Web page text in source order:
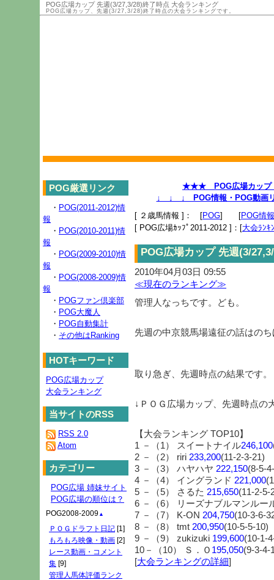
POG広場カップ 先週(3/27,3/28)終了時点 大会ランキング
POG広場カップ、先週(3/27,3/28)終了時点の大会ランキングです。
POG広場カップ 先週(3/
2010年04月03日 09:55
≪現在のランキング≫
管理人なっちです。ども。
先週の中京競馬場遠征の話はの
取り急ぎ、先週時点の結果です。
↓ＰＯＧ広場カップ、先週時点の
【大会ランキング TOP10】
1 －（1） スイートナイル246,100
2 －（2） riri 233,200(11-2-3-21)
3 －（3） ハヤハヤ 222,150(8-5-
4 －（4） イングランド 221,000
5 －（5） さるた 215,650(11-2-5-
6 －（6） リーズナブルマンルー
7 －（7） K-ON 204,750(10-3-6-
8 －（8） tmt 200,950(10-5-5-10)
9 －（9） zukizuki 199,600(10-1-
10－（10） Ｓ．Ｏ 195,050(9-3-4-
[大会ランキングの詳細]
POG厳選リンク
・ POG(2011-2012)情
報
・ POG(2010-2011)情
報
・ POG(2009-2010)情
報
・ POG(2008-2009)情
報
・ POGファン倶楽部
・ POG大魔人
・ POG自動集計
・ その他はRanking
HOTキーワード
POG広場カップ
大会ランキング
当サイトのRSS
RSS 2.0
Atom
カテゴリー
POG広場 姉妹サイト
POG広場の順位は？
POG2008-2009 ▲
ＰＯＧドラフト日記 [1]
もろもろ映像・動画 [2]
レース動画・コメント
集 [9]
管理人馬体評価ランク
★★★ POG広場カッ
↓ ↓ ↓ POG情報・POG動画
[ ２歳馬情報 ]： [POG] [POG情報
[ POG広場ｶｯﾌﾟ2011-2012 ]：[大会ﾗﾝｷ